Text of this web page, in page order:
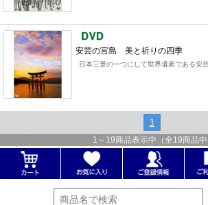
安芸の宮島 美と祈りの四季
日本三景の一つにして世界遺産である安
1
1 ～ 19商品表示中（全19商品中